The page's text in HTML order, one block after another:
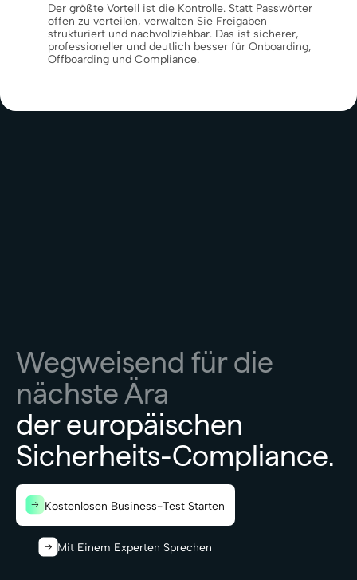
Der größte Vorteil ist die Kontrolle. Statt Passwörter
offen zu verteilen, verwalten Sie Freigaben
strukturiert und nachvollziehbar. Das ist sicherer,
professioneller und deutlich besser für Onboarding,
Offboarding und Compliance.
Wegweisend für die
nächste Ära
der europäischen
Sicherheits-Compliance.
Kostenlosen Business-Test Starten
Mit Einem Experten Sprechen